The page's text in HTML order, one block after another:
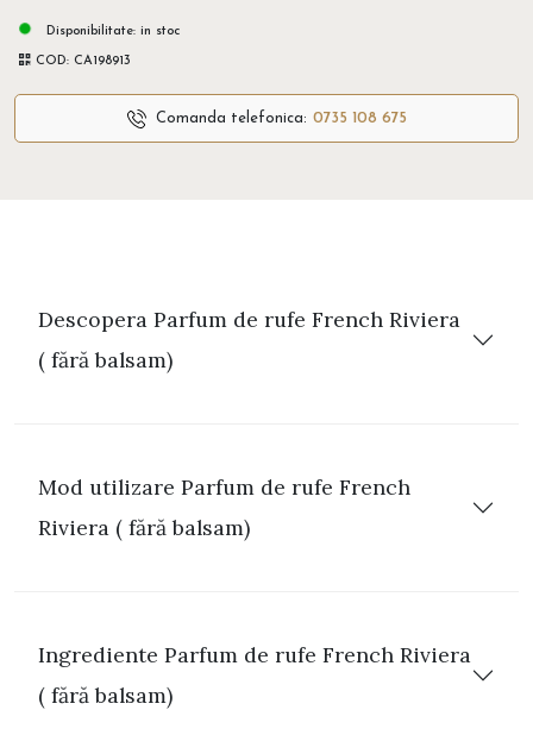
Disponibilitate: in stoc
COD: CA198913
Comanda telefonica: 0735 108 675
Descopera Parfum de rufe French Riviera
( fără balsam)
Mod utilizare Parfum de rufe French
Riviera ( fără balsam)
Ingrediente Parfum de rufe French Riviera
( fără balsam)